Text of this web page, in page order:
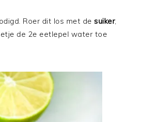
Roer dit los met de suiker,
de 2e eetlepel water toe